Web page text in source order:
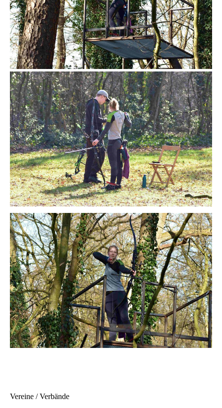
Vereine / Verbände